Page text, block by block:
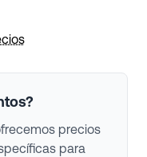
precios
para